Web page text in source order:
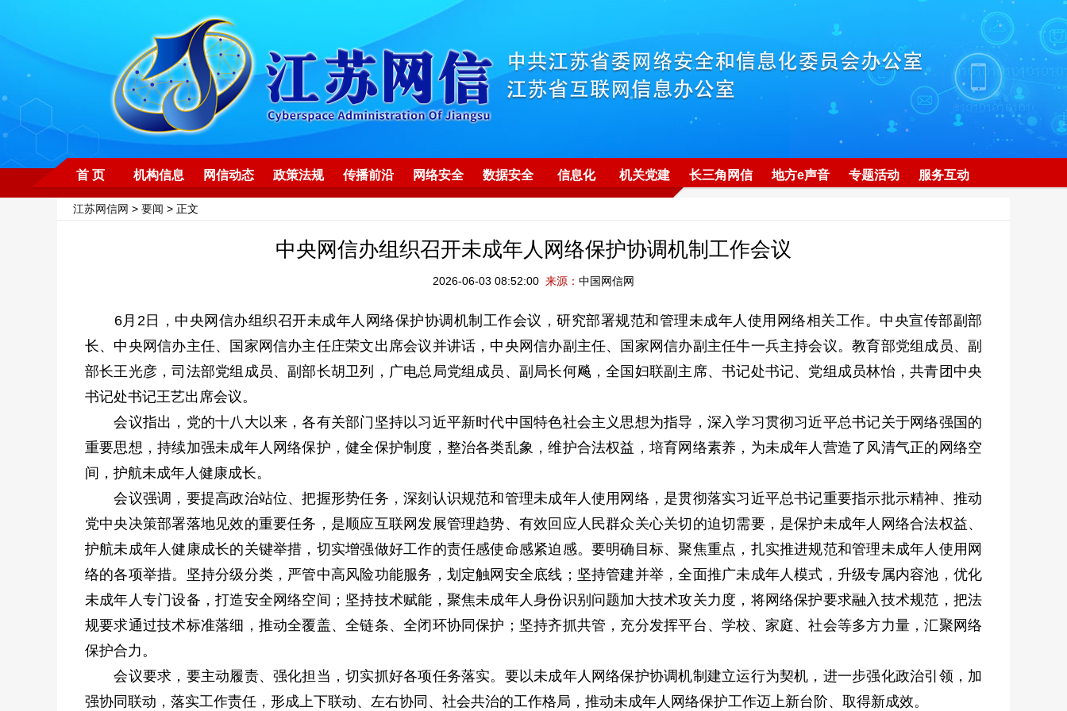
首 页 机构信息 网信动态 政策法规 传播前沿 网络安全 数据安全 信息化 机关党建 长三角网信 地方e声音 专题活动 服务互动
江苏网信网 > 要闻 > 正文
中央网信办组织召开未成年人网络保护协调机制工作会议
2026-06-03 08:52:00 来源： 中国网信网
6月2日，中央网信办组织召开未成年人网络保护协调机制工作会议，研究部署规范和管理未成年人使用网络相关工作。中央宣传部副部
长、中央网信办主任、国家网信办主任庄荣文出席会议并讲话，中央网信办副主任、国家网信办副主任牛一兵主持会议。教育部党组成员、副
部长王光彦，司法部党组成员、副部长胡卫列，广电总局党组成员、副局长何飚，全国妇联副主席、书记处书记、党组成员林怡，共青团中央
书记处书记王艺出席会议。
会议指出，党的十八大以来，各有关部门坚持以习近平新时代中国特色社会主义思想为指导，深入学习贯彻习近平总书记关于网络强国的
重要思想，持续加强未成年人网络保护，健全保护制度，整治各类乱象，维护合法权益，培育网络素养，为未成年人营造了风清气正的网络空
间，护航未成年人健康成长。
会议强调，要提高政治站位、把握形势任务，深刻认识规范和管理未成年人使用网络，是贯彻落实习近平总书记重要指示批示精神、推动
党中央决策部署落地见效的重要任务，是顺应互联网发展管理趋势、有效回应人民群众关心关切的迫切需要，是保护未成年人网络合法权益、
护航未成年人健康成长的关键举措，切实增强做好工作的责任感使命感紧迫感。要明确目标、聚焦重点，扎实推进规范和管理未成年人使用网
络的各项举措。坚持分级分类，严管中高风险功能服务，划定触网安全底线；坚持管建并举，全面推广未成年人模式，升级专属内容池，优化
未成年人专门设备，打造安全网络空间；坚持技术赋能，聚焦未成年人身份识别问题加大技术攻关力度，将网络保护要求融入技术规范，把法
规要求通过技术标准落细，推动全覆盖、全链条、全闭环协同保护；坚持齐抓共管，充分发挥平台、学校、家庭、社会等多方力量，汇聚网络
保护合力。
会议要求，要主动履责、强化担当，切实抓好各项任务落实。要以未成年人网络保护协调机制建立运行为契机，进一步强化政治引领，加
强协同联动，落实工作责任，形成上下联动、左右协同、社会共治的工作格局，推动未成年人网络保护工作迈上新台阶、取得新成效。